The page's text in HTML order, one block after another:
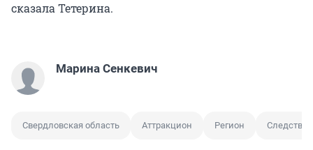
сказала Тетерина.
Марина Сенкевич
Свердловская область Аттракцион Регион